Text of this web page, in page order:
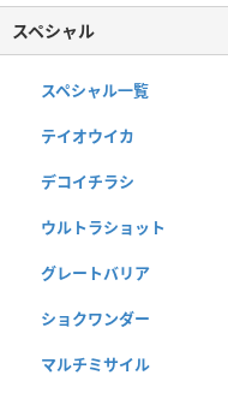
スペシャル
スペシャル一覧
テイオウイカ
デコイチラシ
ウルトラショット
グレートバリア
ショクワンダー
マルチミサイル